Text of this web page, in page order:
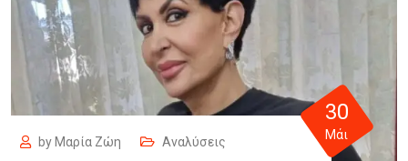
by Μαρία Ζώη Αναλύσεις
30
Μάι